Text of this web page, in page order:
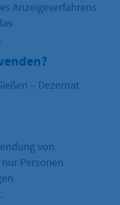
Anzeigeverfahrens
– Dezernat
von
Personen